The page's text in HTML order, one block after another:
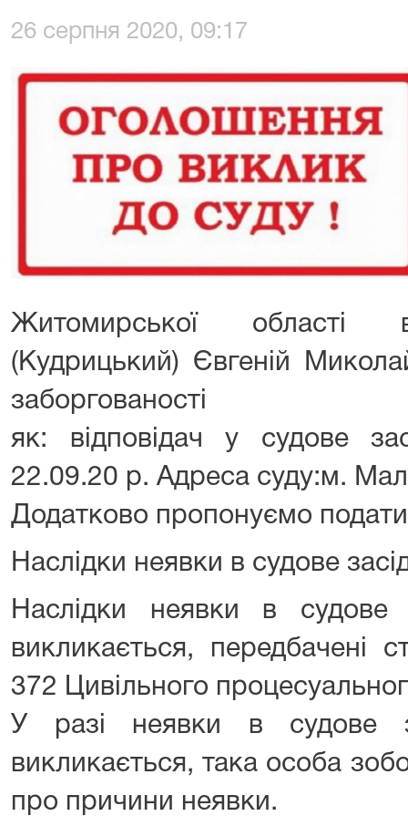
26 серпня 2020, 09:17
Житомирської області
(Кудрицький) Євгеній
заборгованості
як: відповідач у судове
22.09.20 р. Адреса суду:м.
Додатково пропонуємо подати
Наслідки неявки в судове
Наслідки неявки в судове
викликається, передбачені
372 Цивільного
У разі неявки в судове
викликається, така особа
про причини неявки.